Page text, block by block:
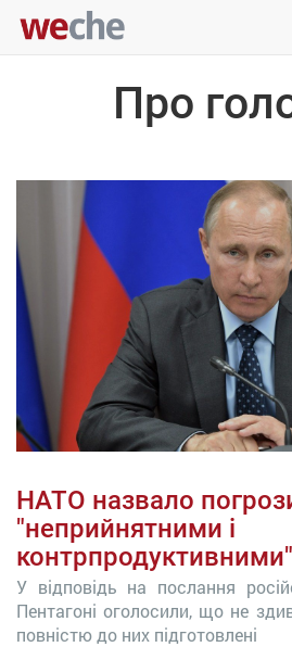
Про
НАТО назвало
"неприйнятними і
контрпродуктивними"
У відповідь на послання
Пентагоні оголосили, що не
повністю до них підготовлені